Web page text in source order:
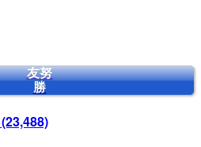
友努
勝
(23,488)